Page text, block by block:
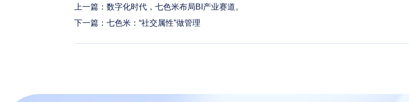
上一篇： 数字化时代，七色米布局BI产业赛道。
下一篇： 七色米：“社交属性”做管理